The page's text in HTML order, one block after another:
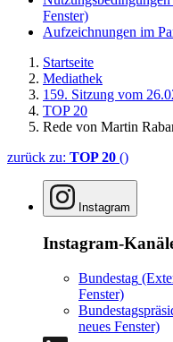
Fenster)
Aufzeichnungen im
Startseite
Mediathek
159. Sitzung vom
TOP 20
Rede von Martin
zurück zu: TOP 20 ()
Instagram
Instagram-
Bundestag
Fenster)
neues Fenster)